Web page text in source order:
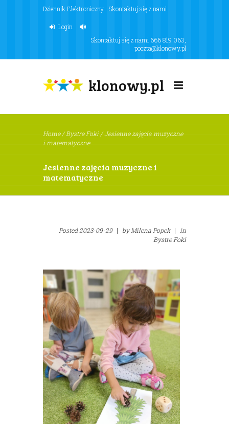
Dziennik Elektroniczny Skontaktuj się z nami
Login
Skontaktuj się z nami 666 819 063
poczta@klonowy.pl
klonowy.pl
Home/Bystre Foki/Jesienne zajęcia muzyczne
i matematyczne
Jesienne zajęcia muzyczne i
matematyczne
Posted2023-09-29 | byMilena Popek | in
Bystre Foki